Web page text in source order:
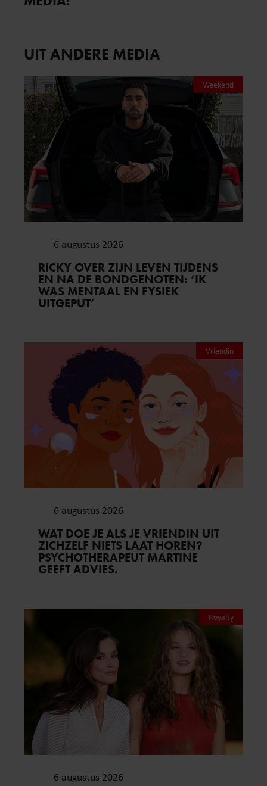
UIT ANDERE MEDIA
Weekend
6 augustus 2026
RICKY OVER ZIJN LEVEN TIJDENS
EN NA DE BONDGENOTEN: ‘IK
WAS MENTAAL EN FYSIEK
UITGEPUT’
Vriendin
6 augustus 2026
WAT DOE JE ALS JE VRIENDIN UIT
ZICHZELF NIETS LAAT HOREN?
PSYCHOTHERAPEUT MARTINE
GEEFT ADVIES.
Royalty
6 augustus 2026